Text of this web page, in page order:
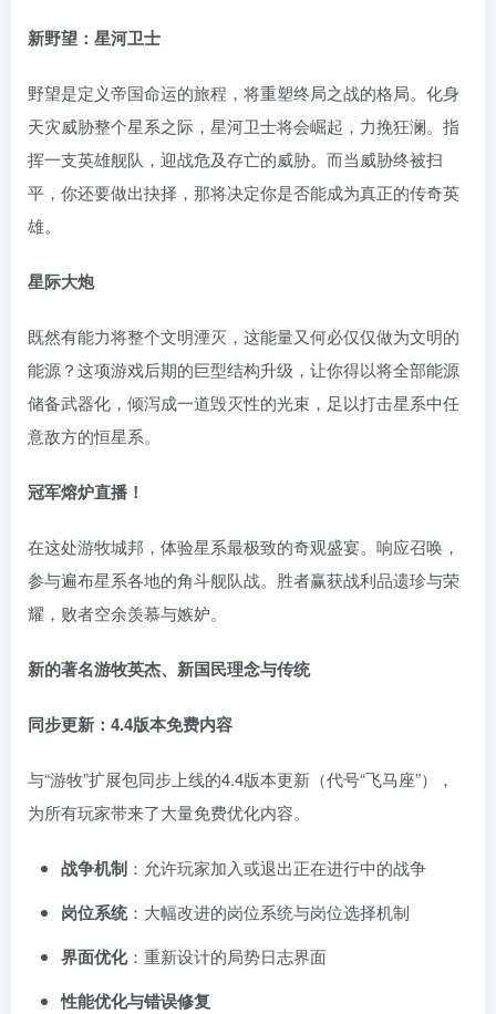
新野望：星河卫士
野望是定义帝国命运的旅程，将重塑终局之战的格局。化身
天灾威胁整个星系之际，星河卫士将会崛起，力挽狂澜。指
挥一支英雄舰队，迎战危及存亡的威胁。而当威胁终被扫
平，你还要做出抉择，那将决定你是否能成为真正的传奇英
雄。
星际大炮
既然有能力将整个文明湮灭，这能量又何必仅仅做为文明的
能源？这项游戏后期的巨型结构升级，让你得以将全部能源
储备武器化，倾泻成一道毁灭性的光束，足以打击星系中任
意敌方的恒星系。
冠军熔炉直播！
在这处游牧城邦，体验星系最极致的奇观盛宴。响应召唤，
参与遍布星系各地的角斗舰队战。胜者赢获战利品遗珍与荣
耀，败者空余羡慕与嫉妒。
新的著名游牧英杰、新国民理念与传统
同步更新：4.4版本免费内容
与“游牧”扩展包同步上线的4.4版本更新（代号“飞马座”），
为所有玩家带来了大量免费优化内容。
战争机制 ：允许玩家加入或退出正在进行中的战争
岗位系统：大幅改进的岗位系统与岗位选择机制
界面优化：重新设计的局势日志界面
性能优化与错误修复